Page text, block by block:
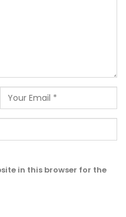
in this browser for the